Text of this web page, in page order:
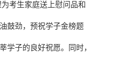
考生家庭送上慰问品和
鼓劲，预祝学子金榜题
学子的良好祝愿。同时，